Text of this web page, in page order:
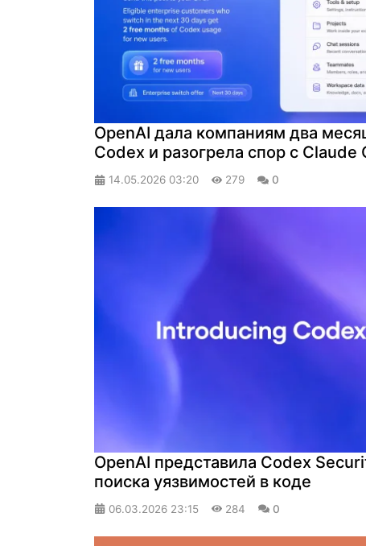
OpenAI дала компаниям два
Codex и разогрела спор с Claude
14.05.2026 03:20 279 0
OpenAI представила Codex
поиска уязвимостей в коде
06.03.2026 23:15 284 0